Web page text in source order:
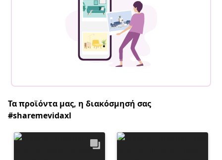
Τα προϊόντα μας, η διακόσμησή σας
#sharemevidaxl